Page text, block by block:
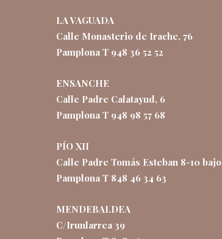
LA VAGUADA
Calle Monasterio de Irache, 76
Pamplona T 948 36 52 52
ENSANCHE
Calle Padre Calatayud, 6
Pamplona T 948 98 57 68
PÍO XII
Calle Padre Tomás Esteban 8-10 bajo
Pamplona T 848 46 34 63
MENDEBALDEA
C/Irunlarrea 39